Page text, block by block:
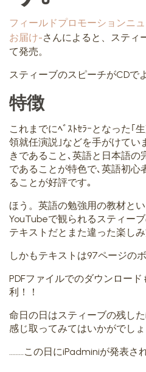
フィールドプロモーションニ
お届け-さんによると、スティ
て発売。
スティーブのスピーチがCDで
特徴
これまでにﾍﾞｽﾄｾﾗｰとなった｢
領就任演説｣などを手がけてい
きであること､英語と日本語の
であることが特色で､英語初心
ることが好評です｡
ほう。英語の勉強用の教材とい
YouTubeで観られるスティー
テキストだとまた違った楽し
しかもテキストは97ページのボ
PDFファイルでのダウンロー
利！！
命日の日はスティーブの残し
感じ取ってみてはいかがでしょ
………この日にiPadminiが発表さ